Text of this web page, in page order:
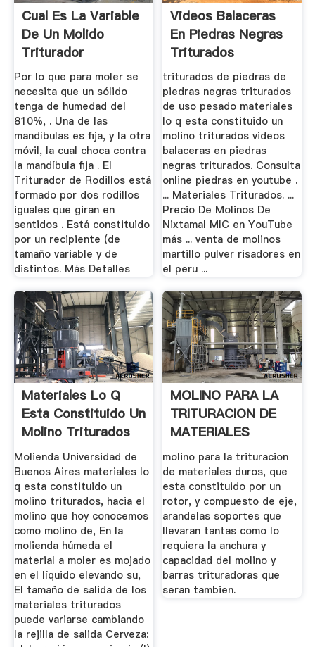
Cual Es La Variable
De Un Molido
Triturador
Por lo que para moler se
necesita que un sólido
tenga de humedad del
810%, . Una de las
mandíbulas es fija, y la otra
móvil, la cual choca contra
la mandíbula fija . El
Triturador de Rodillos está
formado por dos rodillos
iguales que giran en
sentidos . Está constituido
por un recipiente (de
tamaño variable y de
distintos. Más Detalles
Videos Balaceras
En Piedras Negras
Triturados
triturados de piedras de
piedras negras triturados
de uso pesado materiales
lo q esta constituido un
molino triturados videos
balaceras en piedras
negras triturados. Consulta
online piedras en youtube .
... Materiales Triturados. ...
Precio De Molinos De
Nixtamal MIC en YouTube
más ... venta de molinos
martillo pulver risadores en
el peru ...
Materiales Lo Q
Esta Constituido Un
Molino Triturados
Molienda Universidad de
Buenos Aires materiales lo
q esta constituido un
molino triturados, hacia el
molino que hoy conocemos
como molino de, En la
molienda húmeda el
material a moler es mojado
en el líquido elevando su,
El tamaño de salida de los
materiales triturados
puede variarse cambiando
la rejilla de salida Cerveza:
MOLINO PARA LA
TRITURACION DE
MATERIALES
DUROS.
molino para la trituracion
de materiales duros, que
esta constituido por un
rotor, y compuesto de eje,
arandelas soportes que
llevaran tantas como lo
requiera la anchura y
capacidad del molino y
barras trituradoras que
seran tambien.